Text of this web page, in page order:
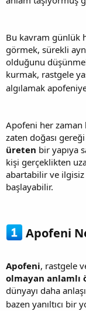
Bu kavram günlük
görmek, sürekli
olduğunu
kurmak, rastgele
algılamak
Apofeni her zaman
zaten doğası gereği
üreten bir yapıya
kişi gerçeklikten
abartabilir ve ilgisiz
başlayabilir.
Apofeni
Apofeni, rastgele
olmayan
dünyayı daha
bazen yanıltıcı bir